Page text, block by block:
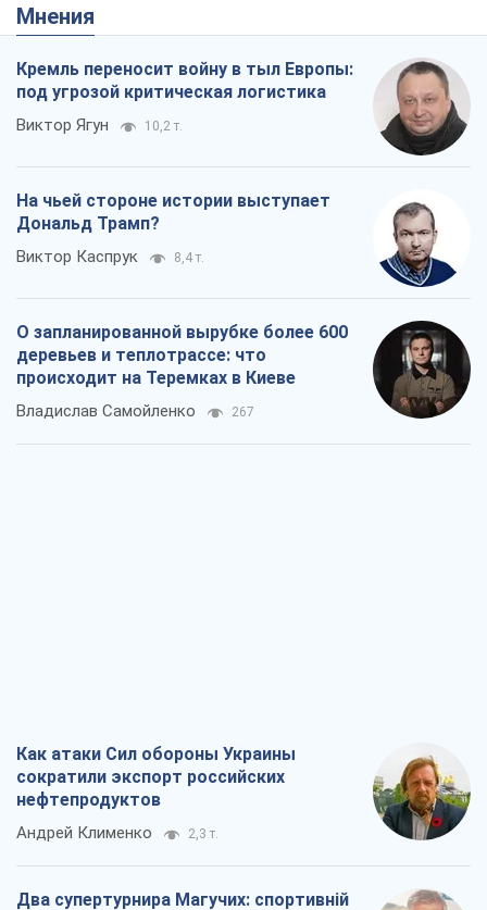
Мнения
Кремль переносит войну в тыл Европы:
под угрозой критическая логистика
Виктор Ягун 10,2 т.
На чьей стороне истории выступает
Дональд Трамп?
Виктор Каспрук 8,4 т.
О запланированной вырубке более 600
деревьев и теплотрассе: что
происходит на Теремках в Киеве
Владислав Самойленко 267
Как атаки Сил обороны Украины
сократили экспорт российских
нефтепродуктов
Андрей Клименко 2,3 т.
Два супертурнира Магучих: спортивній